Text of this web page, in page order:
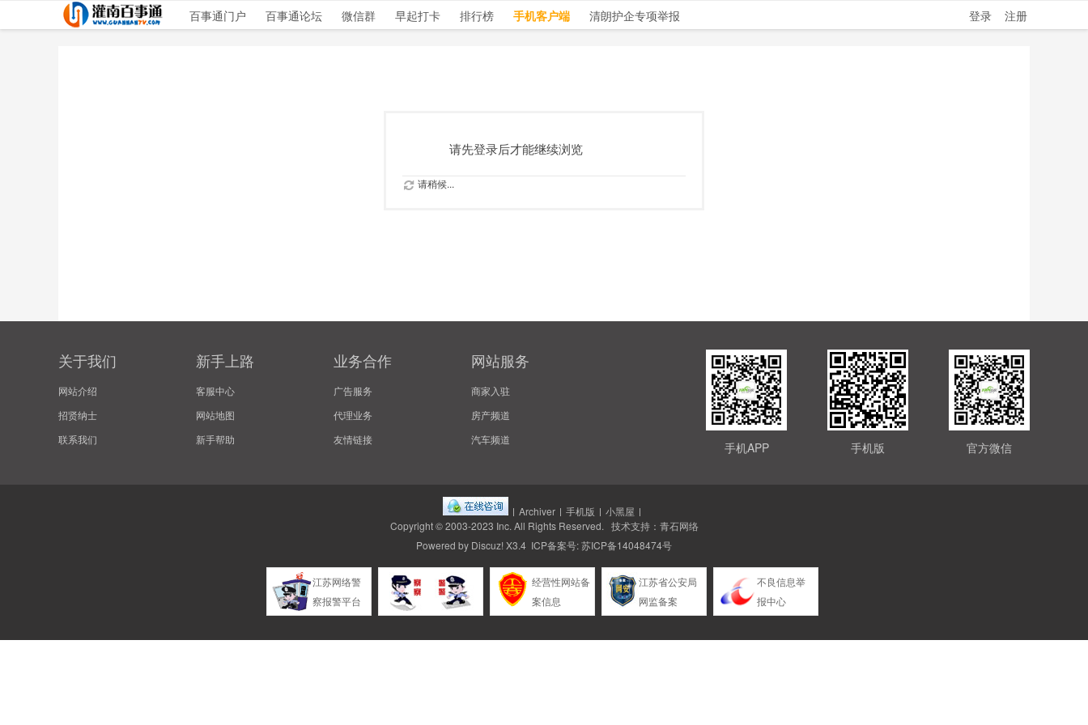
百事通门户 百事通论坛 微信群 早起打卡 排行榜 手机客户端 清朗护企专项举报 登录 注册
请先登录后才能继续浏览
请稍候...
关于我们
网站介绍
招贤纳士
联系我们
新手上路
客服中心
网站地图
新手帮助
业务合作
广告服务
代理业务
友情链接
网站服务
商家入驻
房产频道
汽车频道
官方微信
手机版
手机APP
| Archiver | 手机版 | 小黑屋 |
Copyright © 2003-2023 Inc. All Rights Reserved. 技术支持： 青石网络
Powered by Discuz! X3.4 ICP备案号:苏ICP备14048474号
江苏网络警
察报警平台
经营性网站备
案信息
江苏省公安局
网监备案
不良信息举
报中心